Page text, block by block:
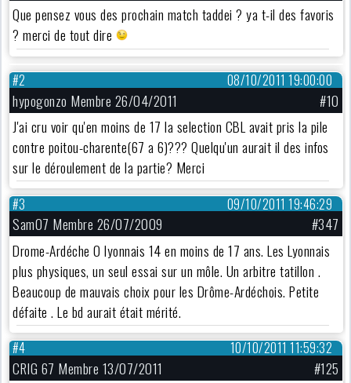
Que pensez vous des prochain match taddei ? ya t-il des favoris
? merci de tout dire
08/10/2011 19:00:00
#2
hypogonzo Membre 26/04/2011
#10
J'ai cru voir qu'en moins de 17 la selection CBL avait pris la pile
contre poitou-charente(67 a 6)??? Quelqu'un aurait il des infos
sur le déroulement de la partie? Merci
09/10/2011 19:46:29
#3
Sam07 Membre 26/07/2009
#347
Drome-Ardéche 0 lyonnais 14 en moins de 17 ans. Les Lyonnais
plus physiques, un seul essai sur un môle. Un arbitre tatillon .
Beaucoup de mauvais choix pour les Drôme-Ardéchois. Petite
défaite . Le bd aurait était mérité.
10/10/2011 11:59:32
#4
CRIG 67 Membre 13/07/2011
#125